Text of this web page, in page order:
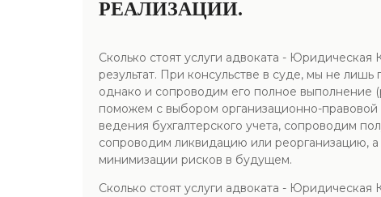
РЕАЛИЗАЦИИ.
Сколько стоят услуги адвоката -
результат. При консульстве в суде, мы не
однако и сопроводим его полное выполнение
поможем с выбором организационно-
ведения бухгалтерского учета, сопроводим
сопроводим ликвидацию или реорганизацию,
минимизации рисков в будущем.
Сколько стоят услуги адвоката -